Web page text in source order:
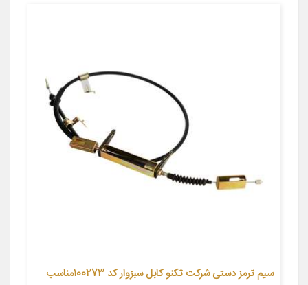
سیم ترمز دستی شرکت تکنو کابل سبزوار کد 100273مناسب